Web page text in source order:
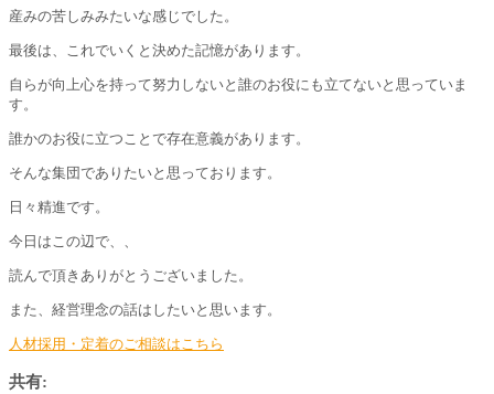
産みの苦しみみたいな感じでした。
最後は、これでいくと決めた記憶があります。
自らが向上心を持って努力しないと誰のお役にも立てないと思っていま
す。
誰かのお役に立つことで存在意義があります。
そんな集団でありたいと思っております。
日々精進です。
今日はこの辺で、、
読んで頂きありがとうございました。
また、経営理念の話はしたいと思います。
人材採用・定着のご相談はこちら
共有: